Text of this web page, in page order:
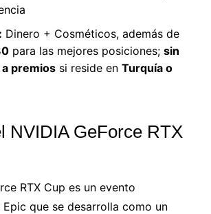
Dinero + Cosméticos, además de
para las mejores posiciones; sin
premiossi reside en Turquía o
NVIDIA GeForce RTX
RTX Cup es un evento
que se desarrolla como un